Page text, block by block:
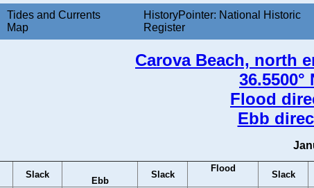
Tides and Currents
Map
HistoryPointer: National Historic
Register
Carova Beach, north
36.5500°
Flood
Ebb
Slack
Ebb
Slack
Flood
Slack